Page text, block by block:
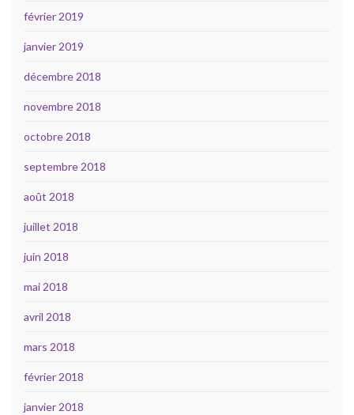
février 2019
janvier 2019
décembre 2018
novembre 2018
octobre 2018
septembre 2018
août 2018
juillet 2018
juin 2018
mai 2018
avril 2018
mars 2018
février 2018
janvier 2018